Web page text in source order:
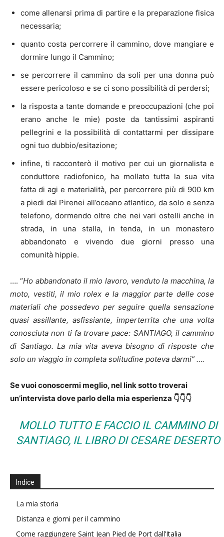
come allenarsi prima di partire e la preparazione fisica
necessaria;
quanto costa percorrere il cammino, dove mangiare e
dormire lungo il Cammino;
se percorrere il cammino da soli per una donna può
essere pericoloso e se ci sono possibilità di perdersi;
la risposta a tante domande e preoccupazioni (che poi
erano anche le mie) poste da tantissimi aspiranti
pellegrini e la possibilità di contattarmi per dissipare
ogni tuo dubbio/esitazione;
infine, ti racconterò il motivo per cui un giornalista e
conduttore radiofonico, ha mollato tutta la sua vita
fatta di agi e materialità, per percorrere più di 900 km
a piedi dai Pirenei all’oceano atlantico, da solo e senza
telefono, dormendo oltre che nei vari ostelli anche in
strada, in una stalla, in tenda, in un monastero
abbandonato e vivendo due giorni presso una
comunità hippie.
…. “Ho abbandonato il mio lavoro, venduto la macchina, la
moto, vestiti, il mio rolex e la maggior parte delle cose
materiali che possedevo per seguire quella sensazione
quasi assillante, asfissiante, imperterrita che una volta
conosciuta non ti fa trovare pace: SANTIAGO, il cammino
di Santiago. La mia vita aveva bisogno di risposte che
solo un viaggio in completa solitudine poteva darmi” ….
Se vuoi conoscermi meglio, nel link sotto troverai
un’intervista dove parlo della mia esperienza 👇👇👇
MOLLO TUTTO E FACCIO IL CAMMINO DI
SANTIAGO, IL LIBRO DI CESARE DESERTO
Indice
La mia storia
Distanza e giorni per il cammino
Come raggiungere Saint Jean Pied de Port dall’Italia